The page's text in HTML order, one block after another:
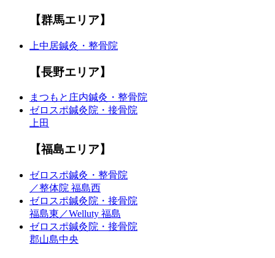
【群馬エリア】
上中居鍼灸・整骨院
【長野エリア】
まつもと庄内鍼灸・整骨院
ゼロスポ鍼灸院・接骨院
上田
【福島エリア】
ゼロスポ鍼灸・整骨院
／整体院 福島西
ゼロスポ鍼灸院・接骨院
福島東／Welluty 福島
ゼロスポ鍼灸院・接骨院
郡山島中央